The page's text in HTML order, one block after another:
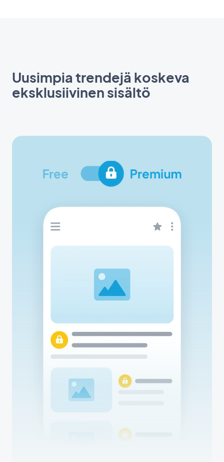
Uusimpia trendejä koskeva
eksklusiivinen sisältö